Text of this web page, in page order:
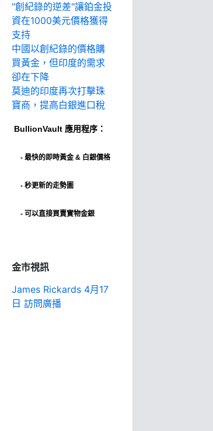
"創紀錄的逆差"讓鉑金投
資在1000美元價格獲得
支持
中國以創紀錄的價格購
買黃金，但印度的需求
卻在下降
莫迪的印度再次打擊珠
寶商，提高白銀進口稅
BullionVault 應用程序：
- 最快的即時黃金 & 白銀價格
- 秒更新的走勢圖
- 可以直接買賣實物金銀
金市視訊
James Rickards 4月17
日 訪問廣播